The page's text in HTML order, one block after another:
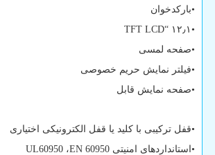
•بارکدخوان
•۱۲٫۱ “
TFT LCD
•صفحه لمسی
•فیلتر نمایش حریم خصوصی
•صفحه نمایش قابل
•قفل ترکیبی با کلید یا قفل الکترونیکی اختیاری
•استانداردهای امنیتی EN 60950، UL60950